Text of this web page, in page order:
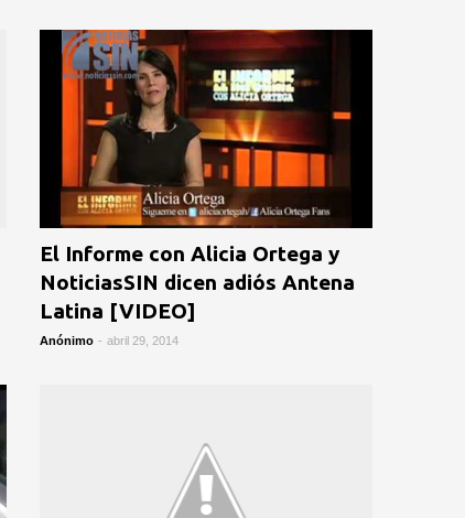
El Informe con Alicia Ortega y
NoticiasSIN dicen adiós Antena
Latina [VIDEO]
Anónimo - abril 29, 2014